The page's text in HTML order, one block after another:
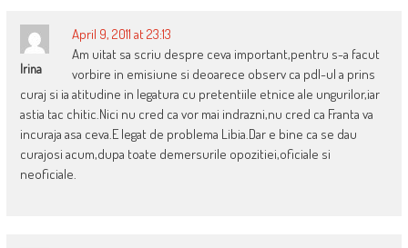
Irina
April 9, 2011 at 23:13
Am uitat sa scriu despre ceva important,pentru s-a facut
vorbire in emisiune si deoarece observ ca pdl-ul a prins
curaj si ia atitudine in legatura cu pretentiile etnice ale ungurilor,iar
astia tac chitic.Nici nu cred ca vor mai indrazni,nu cred ca Franta va
incuraja asa ceva.E legat de problema Libia.Dar e bine ca se dau
curajosi acum,dupa toate demersurile opozitiei,oficiale si
neoficiale.